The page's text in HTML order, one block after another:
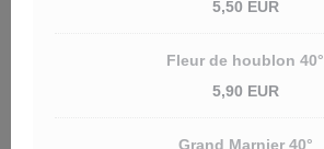
5,50 EUR
Fleur de houblon 40°
5,90 EUR
Grand Marnier 40°